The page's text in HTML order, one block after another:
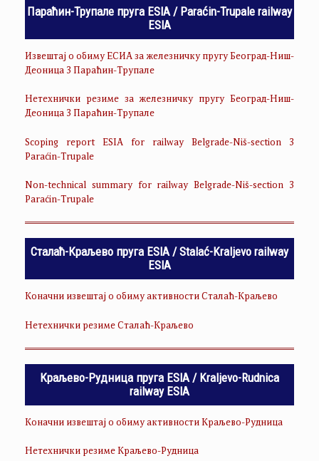
Параћин-Трупале пруга ESIA / Paraćin-Trupale railway
ESIA
Извештај о обиму ЕСИА за железничку пругу Београд-Ниш-
Деоница 3 Параћин-Трупале
Нетехнички резиме за железничку пругу Београд-Ниш-
Деоница 3 Параћин-Трупале
Scoping report ESIA for railway Belgrade-Niš-section 3
Paraćin-Trupale
Non-technical summary for railway Belgrade-Niš-section 3
Paraćin-Trupale
Сталаћ-Краљево пруга ESIA / Stalać-Kraljevo railway
ESIA
Коначни извештај о обиму активности Сталаћ-Краљево
Нетехнички резиме Сталаћ-Краљево
Краљево-Рудница пруга ESIA / Kraljevo-Rudnica
railway ESIA
Коначни извештај о обиму активности Краљево-Рудница
Нетехнички резиме Краљево-Рудница